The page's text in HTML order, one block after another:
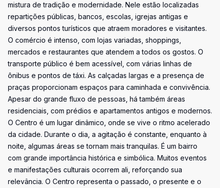
mistura de tradição e modernidade. Nele estão localizadas
repartições públicas, bancos, escolas, igrejas antigas e
diversos pontos turísticos que atraem moradores e visitantes.
O comércio é intenso, com lojas variadas, shoppings,
mercados e restaurantes que atendem a todos os gostos. O
transporte público é bem acessível, com várias linhas de
ônibus e pontos de táxi. As calçadas largas e a presença de
praças proporcionam espaços para caminhada e convivência.
Apesar do grande fluxo de pessoas, há também áreas
residenciais, com prédios e apartamentos antigos e modernos.
O Centro é um lugar dinâmico, onde se vive o ritmo acelerado
da cidade. Durante o dia, a agitação é constante, enquanto à
noite, algumas áreas se tornam mais tranquilas. É um bairro
com grande importância histórica e simbólica. Muitos eventos
e manifestações culturais ocorrem ali, reforçando sua
relevância. O Centro representa o passado, o presente e o